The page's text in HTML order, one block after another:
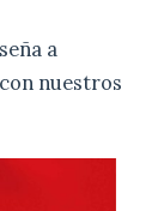
a
nuestros